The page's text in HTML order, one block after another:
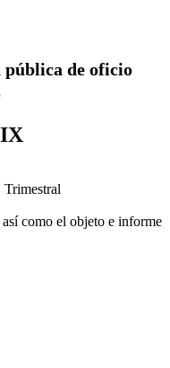
pública de oficio
Trimestral
como el objeto e informe